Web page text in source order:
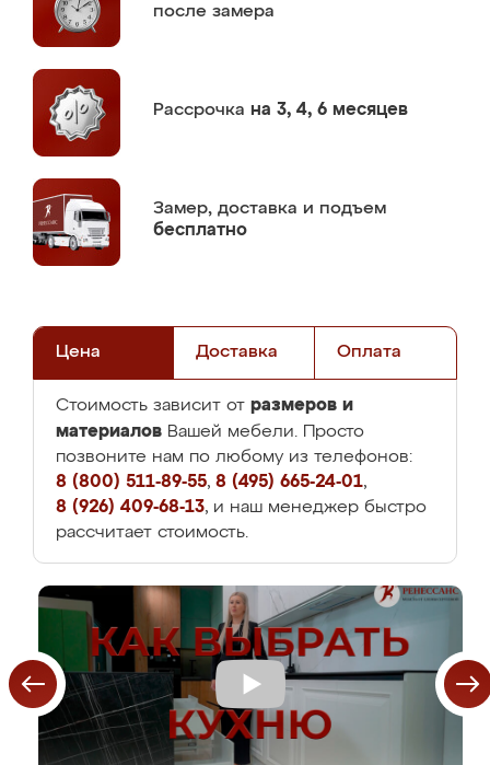
после замера
Рассрочка на 3, 4, 6 месяцев
Замер, доставка и подъем
бесплатно
Цена Доставка Оплата
Стоимость зависит от размеров и
материалов Вашей мебели. Просто
позвоните нам по любому из телефонов:
8 (800) 511-89-55, 8 (495) 665-24-01,
8 (926) 409-68-13, и наш менеджер быстро
рассчитает стоимость.